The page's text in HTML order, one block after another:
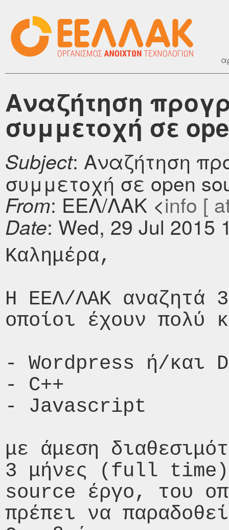
Αναζήτηση
συμμετοχή σε
Subject: Αναζήτηση
συμμετοχή σε open
From: ΕΕΛ/ΛΑΚ <info [
Date: Wed, 29 Jul 2015
Καλημέρα,
Η ΕΕΛ/ΛΑΚ αναζητά
οποίοι έχουν πολύ
- Wordpress ή/και
- C++
- Javascript
με άμεση
3 μήνες (full time)
source έργο, του
πρέπει να